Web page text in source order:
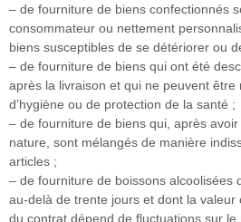
– de fourniture de biens confectionnés
consommateur ou nettement
biens susceptibles de se détériorer ou
– de fourniture de biens qui ont été
après la livraison et qui ne peuvent
d’hygiène ou de protection de la santé ;
– de fourniture de biens qui, après
nature, sont mélangés de manière
articles ;
– de fourniture de boissons alcoolisées
au-delà de trente jours et dont la valeur
du contrat dépend de fluctuations sur